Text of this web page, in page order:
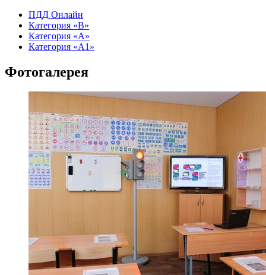
ПДД Онлайн
Категория «B»
Категория «A»
Категория «А1»
Фотогалерея